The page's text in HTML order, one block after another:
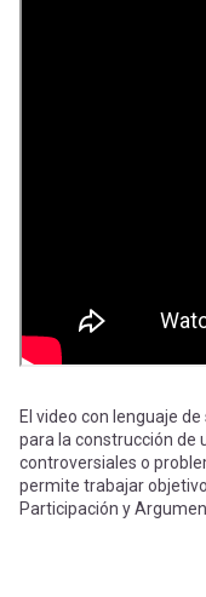
El video con lenguaje
para la construcción de
controversiales o
permite trabajar
Participación y